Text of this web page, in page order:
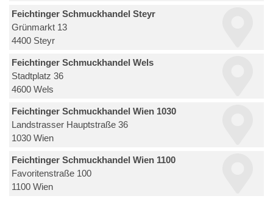
Feichtinger Schmuckhandel Steyr
Grünmarkt 13
4400 Steyr
Feichtinger Schmuckhandel Wels
Stadtplatz 36
4600 Wels
Feichtinger Schmuckhandel Wien 1030
Landstrasser Hauptstraße 36
1030 Wien
Feichtinger Schmuckhandel Wien 1100
Favoritenstraße 100
1100 Wien